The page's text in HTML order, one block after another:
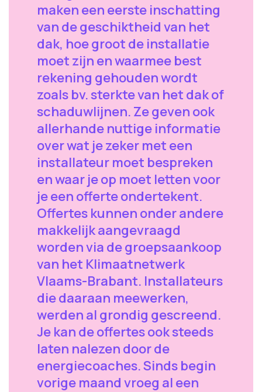
maken een eerste inschatting
van de geschiktheid van het
dak, hoe groot de installatie
moet zijn en waarmee best
rekening gehouden wordt
zoals bv. sterkte van het dak of
schaduwlijnen. Ze geven ook
allerhande nuttige informatie
over wat je zeker met een
installateur moet bespreken
en waar je op moet letten voor
je een offerte ondertekent.
Offertes kunnen onder andere
makkelijk aangevraagd
worden via de groepsaankoop
van het Klimaatnetwerk
Vlaams-Brabant. Installateurs
die daaraan meewerken,
werden al grondig gescreend.
Je kan de offertes ook steeds
laten nalezen door de
energiecoaches. Sinds begin
vorige maand vroeg al een